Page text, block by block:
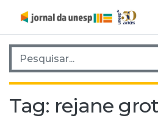
Pesquisar por:
Tag: rejane